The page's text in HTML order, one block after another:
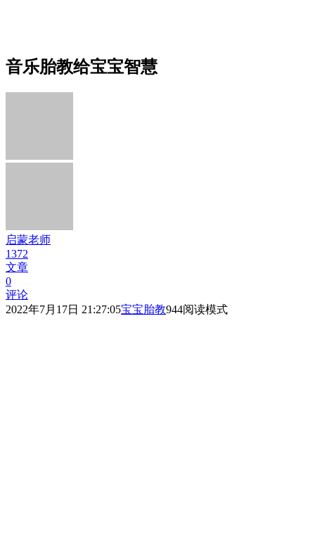
音乐胎教给宝宝智慧
启蒙老师
1372
文章
0
评论
2022年7月17日 21:27:05宝宝胎教944阅读模式